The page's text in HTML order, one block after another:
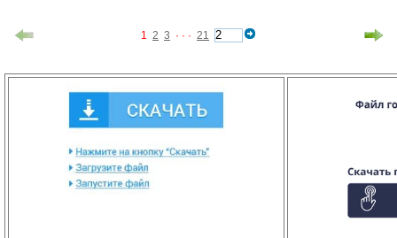
1 2 3 · · · 21